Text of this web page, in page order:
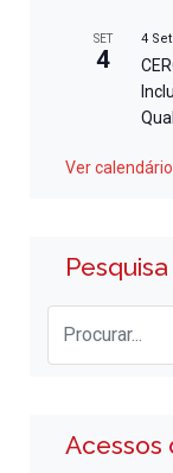
SET
4
4
Ver calendário
Acessos